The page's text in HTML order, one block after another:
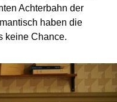
Achterbahn der
haben die
keine Chance.